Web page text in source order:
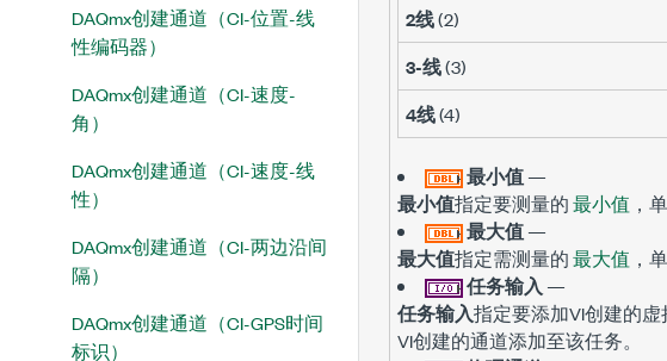
DAQmx创建通道（CI-位置-线
性编码器）
DAQmx创建通道（CI-速度-
角）
DAQmx创建通道（CI-速度-线
性）
DAQmx创建通道（CI-两边沿间
隔）
DAQmx创建通道（CI-GPS时间
标识）
2线(2)
3-线(3)
4线(4)
最小值—
最小值指定要测量的最小值 ，
最大值—
最大值指定需测量的最大值 ，
任务输入 —
任务输入指定要添加VI创建的
VI创建的通道添加至该任务。